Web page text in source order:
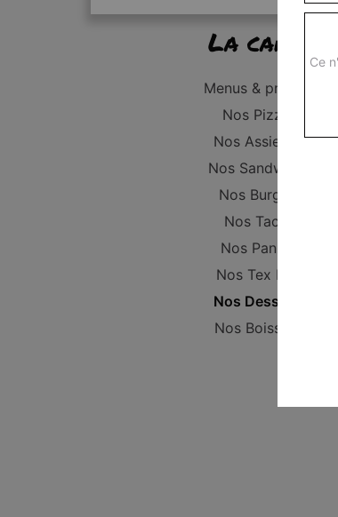
La carte
Menus & promos
Nos Pizzas
Nos Assiettes
Nos Sandwichs
Nos Burgers
Nos Tacos
Nos Paninis
Nos Tex Mex
Nos Desserts
Nos Boissons
Ce